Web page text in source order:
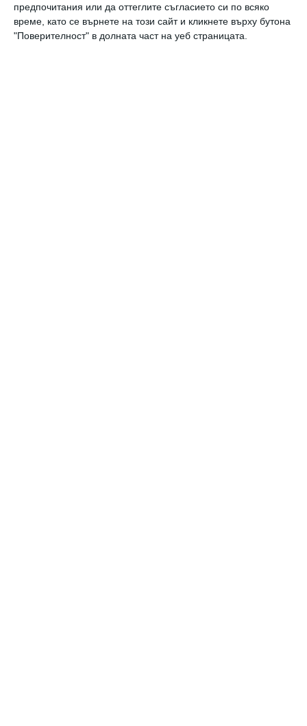
предпочитания или да оттеглите съгласието си по всяко
време, като се върнете на този сайт и кликнете върху бутона
"Поверителност" в долната част на уеб страницата.